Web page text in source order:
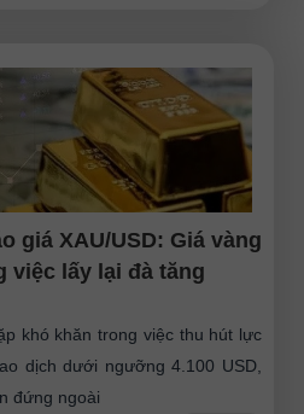
giá XAU/USD: Giá vàng
việc lấy lại đà tăng
khó khăn trong việc thu hút lực
dịch dưới ngưỡng 4.100 USD,
đứng ngoài